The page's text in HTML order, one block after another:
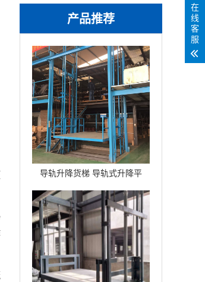
产品推荐
导轨升降货梯 导轨式升降平
台
在
线
客
服